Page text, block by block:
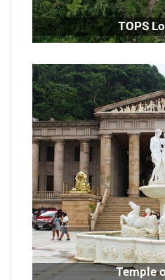
TOPS
Temple